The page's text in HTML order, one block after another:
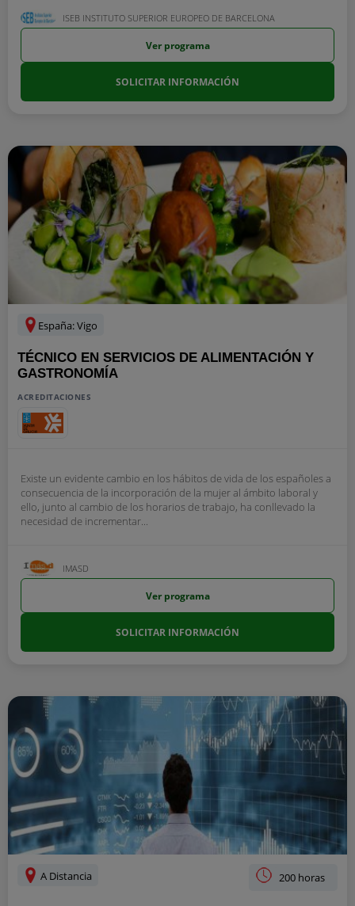
ISEB INSTITUTO SUPERIOR EUROPEO DE BARCELONA
Ver programa
SOLICITAR INFORMACIÓN
España: Vigo
TÉCNICO EN SERVICIOS DE ALIMENTACIÓN Y
GASTRONOMÍA
ACREDITACIONES
Existe un evidente cambio en los hábitos de vida de los españoles a
consecuencia de la incorporación de la mujer al ámbito laboral y
ello, junto al cambio de los horarios de trabajo, ha conllevado la
necesidad de incrementar...
IMASD
Ver programa
SOLICITAR INFORMACIÓN
A Distancia 200 horas